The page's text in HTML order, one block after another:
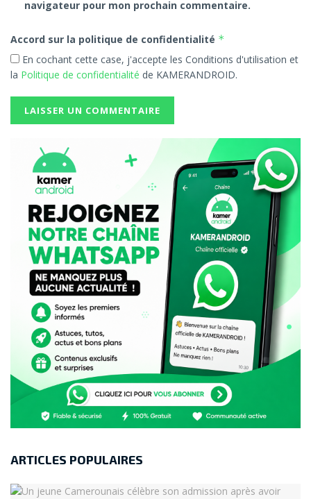
navigateur pour mon prochain commentaire.
Accord sur la politique de confidentialité *
En cochant cette case, j'accepte les Conditions d'utilisation et
la Politique de confidentialité de KAMERANDROID.
ARTICLES POPULAIRES